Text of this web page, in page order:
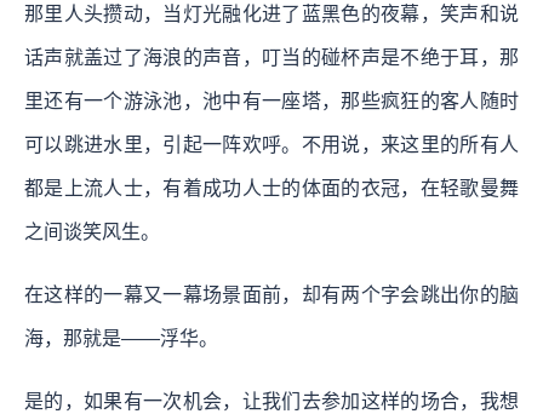
那里人头攒动，当灯光融化进了蓝黑色的夜幕，笑声和说
话声就盖过了海浪的声音，叮当的碰杯声是不绝于耳，那
里还有一个游泳池，池中有一座塔，那些疯狂的客人随时
可以跳进水里，引起一阵欢呼。不用说，来这里的所有人
都是上流人士，有着成功人士的体面的衣冠，在轻歌曼舞
之间谈笑风生。
在这样的一幕又一幕场景面前，却有两个字会跳出你的脑
海，那就是——浮华。
是的，如果有一次机会，让我们去参加这样的场合，我想